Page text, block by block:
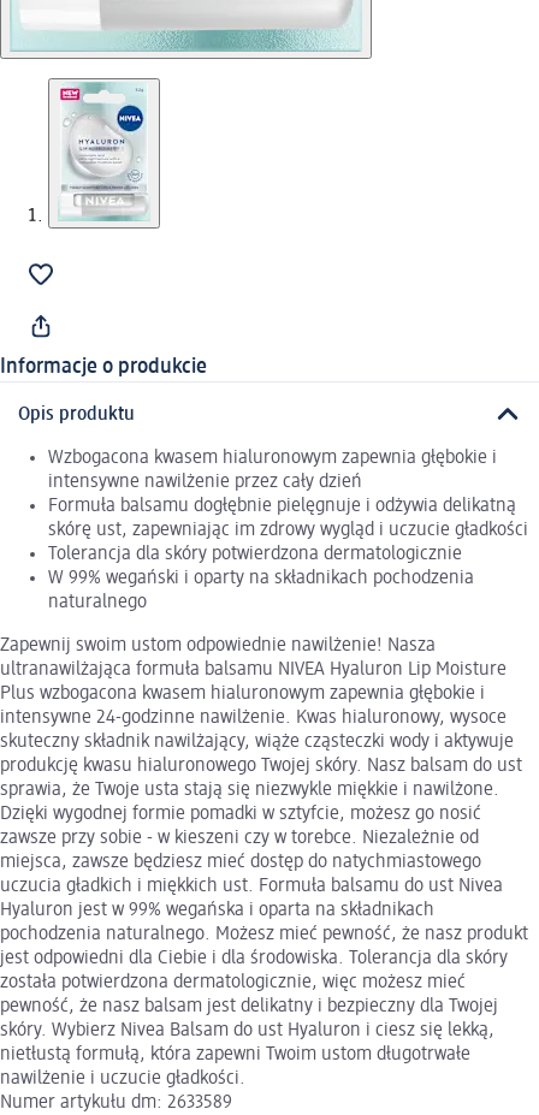
Informacje o produkcie
Opis produktu
Wzbogacona kwasem hialuronowym zapewnia głębokie i
intensywne nawilżenie przez cały dzień
Formuła balsamu dogłębnie pielęgnuje i odżywia delikatną
skórę ust, zapewniając im zdrowy wygląd i uczucie gładkości
Tolerancja dla skóry potwierdzona dermatologicznie
W 99% wegański i oparty na składnikach pochodzenia
naturalnego
Zapewnij swoim ustom odpowiednie nawilżenie! Nasza
ultranawilżająca formuła balsamu NIVEA Hyaluron Lip Moisture
Plus wzbogacona kwasem hialuronowym zapewnia głębokie i
intensywne 24-godzinne nawilżenie. Kwas hialuronowy, wysoce
skuteczny składnik nawilżający, wiąże cząsteczki wody i aktywuje
produkcję kwasu hialuronowego Twojej skóry. Nasz balsam do ust
sprawia, że Twoje usta stają się niezwykle miękkie i nawilżone.
Dzięki wygodnej formie pomadki w sztyfcie, możesz go nosić
zawsze przy sobie - w kieszeni czy w torebce. Niezależnie od
miejsca, zawsze będziesz mieć dostęp do natychmiastowego
uczucia gładkich i miękkich ust. Formuła balsamu do ust Nivea
Hyaluron jest w 99% wegańska i oparta na składnikach
pochodzenia naturalnego. Możesz mieć pewność, że nasz produkt
jest odpowiedni dla Ciebie i dla środowiska. Tolerancja dla skóry
została potwierdzona dermatologicznie, więc możesz mieć
pewność, że nasz balsam jest delikatny i bezpieczny dla Twojej
skóry. Wybierz Nivea Balsam do ust Hyaluron i ciesz się lekką,
nietłustą formułą, która zapewni Twoim ustom długotrwałe
nawilżenie i uczucie gładkości.
Numer artykułu dm: 2633589